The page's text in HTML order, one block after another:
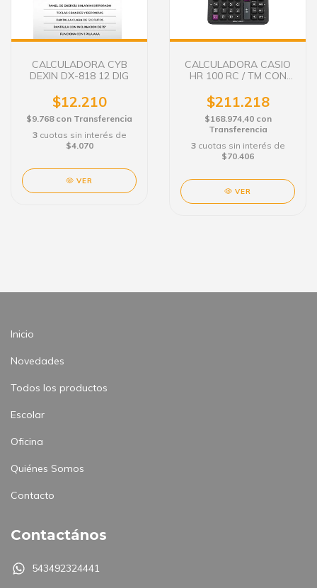
CALCULADORA CYB
DEXIN DX-818 12 DIG
$12.210
$9.768 con Transferencia
3 cuotas sin interés de
$4.070
VER
CALCULADORA CASIO
HR 100 RC / TM CON
$211.218
$168.974,40 con
Transferencia
3 cuotas sin interés de
$70.406
VER
Inicio
Novedades
Todos los productos
Escolar
Oficina
Quiénes Somos
Contacto
Contactános
543492324441